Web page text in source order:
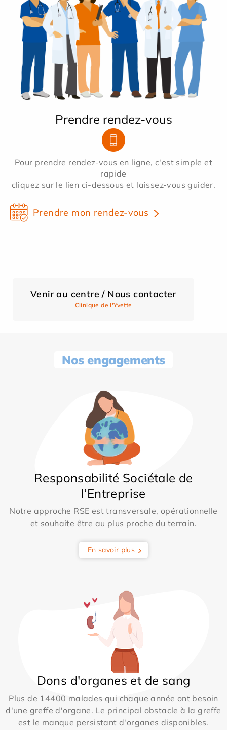
Prendre rendez-vous
Pour prendre rendez-vous en ligne, c'est simple et
rapide
cliquez sur le lien ci-dessous et laissez-vous guider.
Prendre mon rendez-vous
Venir au centre / Nous contacter
Clinique de l'Yvette
Nos engagements
Responsabilité Sociétale de
l’Entreprise
Notre approche RSE est transversale, opérationnelle
et souhaite être au plus proche du terrain.
En savoir plus
Dons d'organes et de sang
Plus de 14400 malades qui chaque année ont besoin
d'une greffe d'organe. Le principal obstacle à la greffe
est le manque persistant d'organes disponibles.